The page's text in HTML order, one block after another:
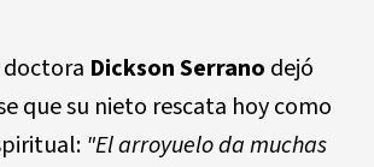
doctora Dickson Serrano dejó
que su nieto rescata hoy como
"El arroyuelo da muchas